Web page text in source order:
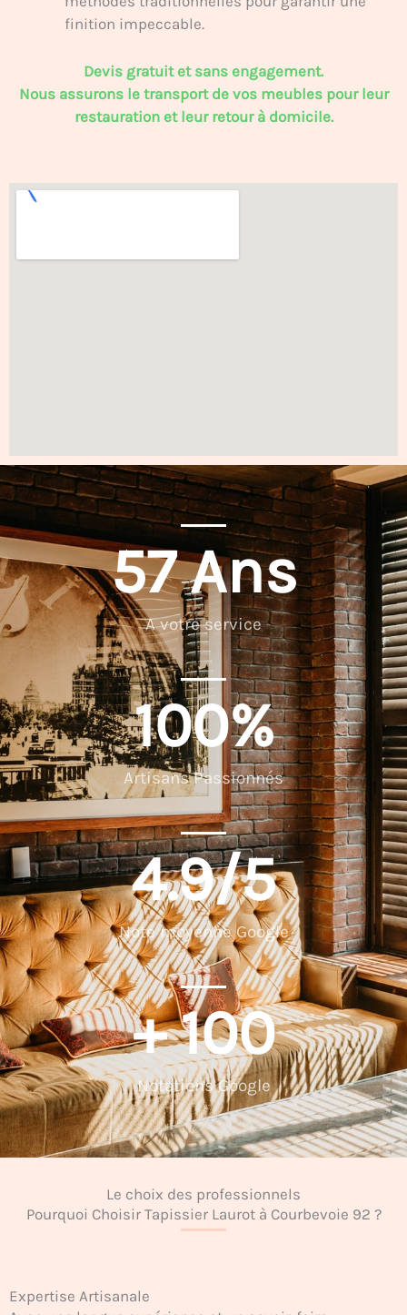
finition impeccable.
Devis gratuit et sans engagement.
Nous assurons le transport de vos meubles pour leur
restauration et leur retour à domicile.
A votre service
57 Ans
Artisans Passionnés
100%
Note moyenne Google
4.9/5
Notations Google
+ 100
Le choix des professionnels
Pourquoi Choisir Tapissier Laurot à Courbevoie 92 ?
Expertise Artisanale